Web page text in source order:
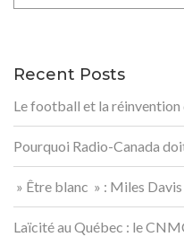
Recent Posts
Le football et la réinvention
Pourquoi Radio-Canada
» Être blanc » : Miles
Laïcité au Québec : le